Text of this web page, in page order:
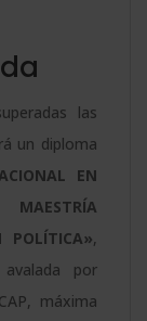
las
un diploma
EN
POLÍTICA»,
avalada por
máxima